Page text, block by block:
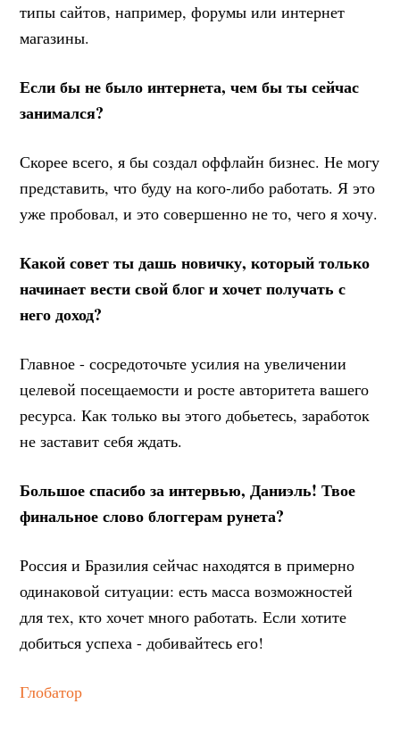
типы сайтов, например, форумы или интернет
магазины.
Если бы не было интернета, чем бы ты сейчас
занимался?
Скорее всего, я бы создал оффлайн бизнес. Не могу
представить, что буду на кого-либо работать. Я это
уже пробовал, и это совершенно не то, чего я хочу.
Какой совет ты дашь новичку, который только
начинает вести свой блог и хочет получать с
него доход?
Главное - сосредоточьте усилия на увеличении
целевой посещаемости и росте авторитета вашего
ресурса. Как только вы этого добьетесь, заработок
не заставит себя ждать.
Большое спасибо за интервью, Даниэль! Твое
финальное слово блоггерам рунета?
Россия и Бразилия сейчас находятся в примерно
одинаковой ситуации: есть масса возможностей
для тех, кто хочет много работать. Если хотите
добиться успеха - добивайтесь его!
Глобатор